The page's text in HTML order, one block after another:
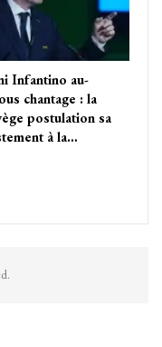
Infantino au-
chantage : la
postulation sa
à la…